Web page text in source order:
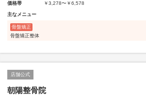
価格帯
￥3,278〜￥6,578
主なメニュー
骨盤矯正
骨盤矯正整体
店舗公式
朝陽整骨院